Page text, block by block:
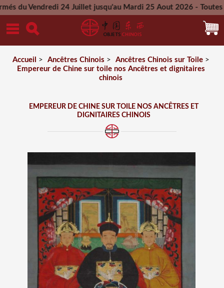
Vendredi 24 Juillet jusqu'au Mardi 25 Aout 2026 - Toutes les
Mercredi 26 Aout 2026
Accueil > Ancêtres Chinois > Ancêtres Chinois sur Toile>
Empereur de Chine sur toile nos Ancêtres et dignitaires
chinois
EMPEREUR DE CHINE SUR TOILE NOS ANCÊTRES ET
DIGNITAIRES CHINOIS